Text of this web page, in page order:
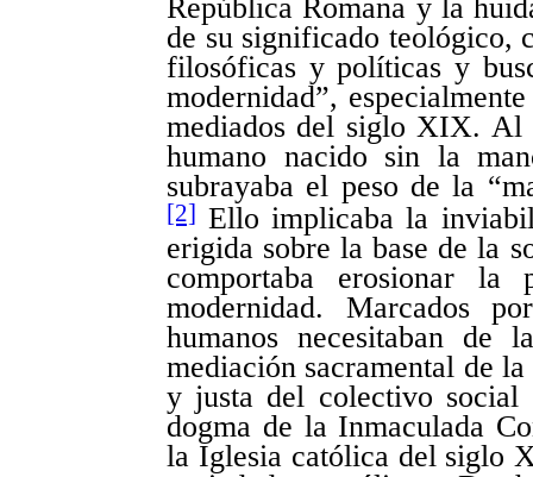
República Romana y la
de su significado teológico,
filosóficas y políticas y
modernidad”,
mediados del siglo XIX. Al
humano nacido sin la
subrayaba el peso de la
[2] Ello implicaba la
erigida sobre la base de la
comportaba erosionar
modernidad. Marcados
humanos necesitaban
mediación sacramental de
y justa del colectivo
dogma de la Inmaculada
la Iglesia católica del siglo